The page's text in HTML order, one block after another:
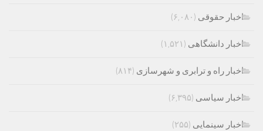
اخبار حقوقی (۶,۰۸۰)
اخبار دانشگاهی (۱,۵۲۱)
اخبار راه و ترابری و شهرسازی (۸۱۴)
اخبار سیاسی (۶,۳۹۵)
اخبار سینمایی (۲۵۵)